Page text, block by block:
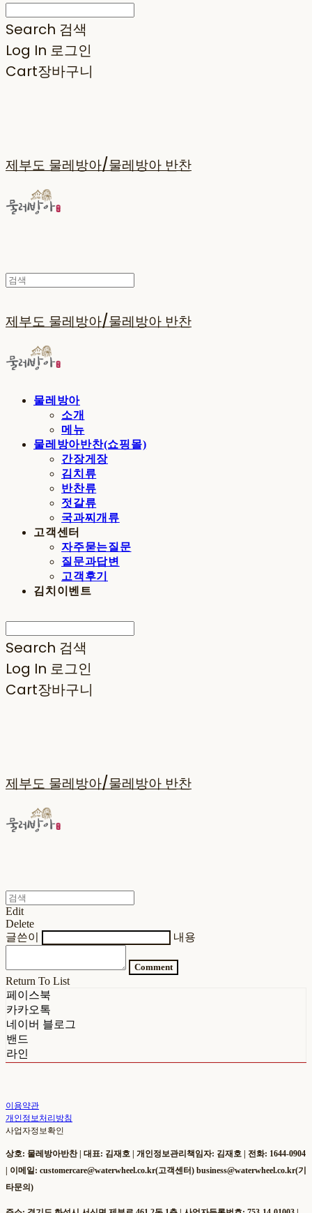
Search 검색
Log In 로그인
Cart장바구니
제부도 물레방아/물레방아 반찬
제부도 물레방아/물레방아 반찬
물레방아
소개
메뉴
물레방아반찬(쇼핑몰)
간장게장
김치류
반찬류
젓갈류
국과찌개류
고객센터
자주묻는질문
질문과답변
고객후기
김치이벤트
Search 검색
Log In 로그인
Cart장바구니
제부도 물레방아/물레방아 반찬
Edit
Delete
글쓴이
내용
Comment
Return To List
페이스북
카카오톡
네이버 블로그
밴드
라인
이용약관
개인정보처리방침
사업자정보확인
상호: 물레방아반찬 | 대표: 김재호 | 개인정보관리책임자: 김재호 | 전화: 1644-0904
| 이메일: customercare@waterwheel.co.kr(고객센터) business@waterwheel.co.kr(기
타문의)